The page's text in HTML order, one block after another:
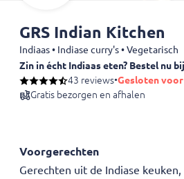
GRS Indian Kitchen
Indiaas • Indiase curry's • Vegetarisch
Zin in écht Indiaas eten? Bestel nu
Laat je verrassen door onze
43 reviews•Gesloten
Gratis bezorgen en afhalen
Voorgerechten
Gerechten uit de Indiase